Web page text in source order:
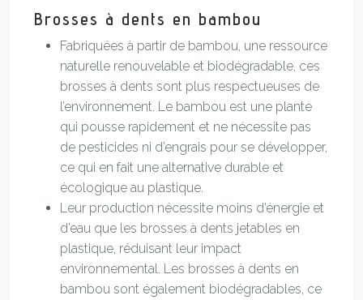
Brosses à dents en bambou
Fabriquées à partir de bambou, une ressource
naturelle renouvelable et biodégradable, ces
brosses à dents sont plus respectueuses de
l’environnement. Le bambou est une plante
qui pousse rapidement et ne nécessite pas
de pesticides ni d’engrais pour se développer,
ce qui en fait une alternative durable et
écologique au plastique.
Leur production nécessite moins d’énergie et
d’eau que les brosses à dents jetables en
plastique, réduisant leur impact
environnemental. Les brosses à dents en
bambou sont également biodégradables, ce